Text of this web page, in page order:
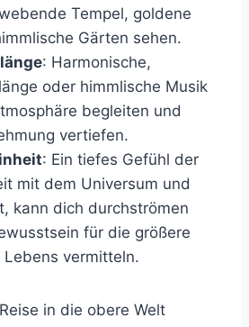
Tempel, goldene
Gärten sehen.
: Harmonische,
oder himmlische Musik
begleiten und
vertiefen.
: Ein tiefes Gefühl der
mit dem Universum und
kann dich durchströmen
für die größere
Lebens vermitteln.